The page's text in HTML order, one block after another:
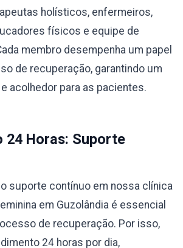
holísticos, enfermeiros,
físicos e equipe de
membro desempenha um papel
de recuperação, garantindo um
acolhedor para as pacientes.
24 Horas: Suporte
suporte contínuo em nossa clínica
em Guzolândia é essencial
de recuperação. Por isso,
24 horas por dia,